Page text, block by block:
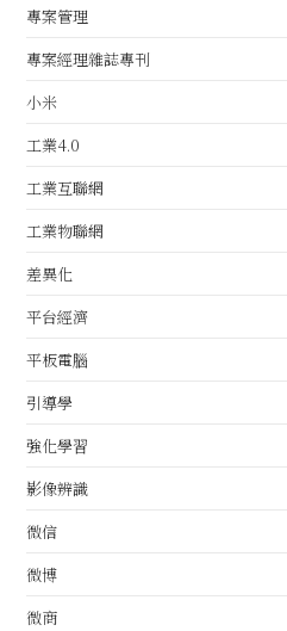
專案管理
專案經理雜誌專刊
小米
工業4.0
工業互聯網
工業物聯網
差異化
平台經濟
平板電腦
引導學
強化學習
影像辨識
微信
微博
微商